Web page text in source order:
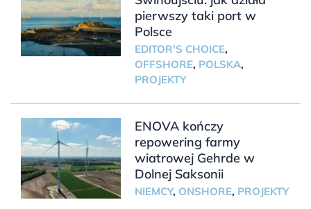
pierwszy taki port w
Polsce
EDITOR'S CHOICE,
OFFSHORE, POLSKA,
PROJEKTY
ENOVA kończy
repowering farmy
wiatrowej Gehrde w
Dolnej Saksonii
NIEMCY, ONSHORE, PROJEKTY